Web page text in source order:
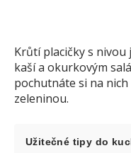
Krůtí placičky s
kaší a okurkovým
pochutnáte si na
zeleninou.
Užitečné tipy do